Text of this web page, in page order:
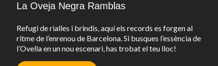
La Oveja Negra Ramblas
Refugi de rialles i brindis, aquí els records es forgen al
ritme de l’enrenou de Barcelona. Si busques l’essència de
l’Ovella en un nou escenari, has trobat el teu lloc!